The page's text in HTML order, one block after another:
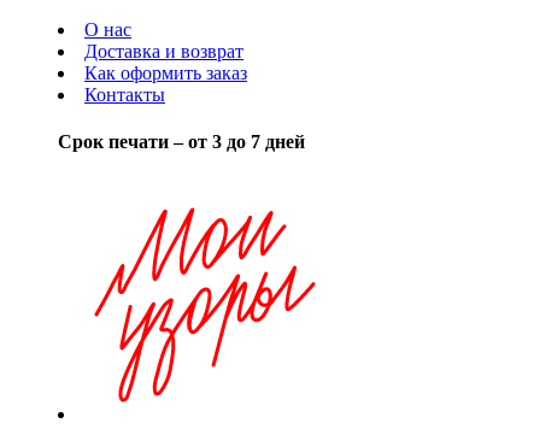
О нас
Доставка и возврат
Как оформить заказ
Контакты
Срок печати – от 3 до 7 дней